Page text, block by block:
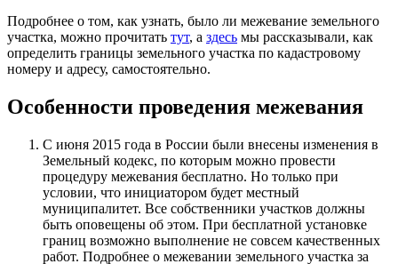
Подробнее о том, как узнать, было ли межевание земельного
участка, можно прочитать тут, а здесь мы рассказывали, как
определить границы земельного участка по кадастровому
номеру и адресу, самостоятельно.
Особенности проведения межевания
С июня 2015 года в России были внесены изменения в
Земельный кодекс, по которым можно провести
процедуру межевания бесплатно. Но только при
условии, что инициатором будет местный
муниципалитет. Все собственники участков должны
быть оповещены об этом. При бесплатной установке
границ возможно выполнение не совсем качественных
работ. Подробнее о межевании земельного участка за